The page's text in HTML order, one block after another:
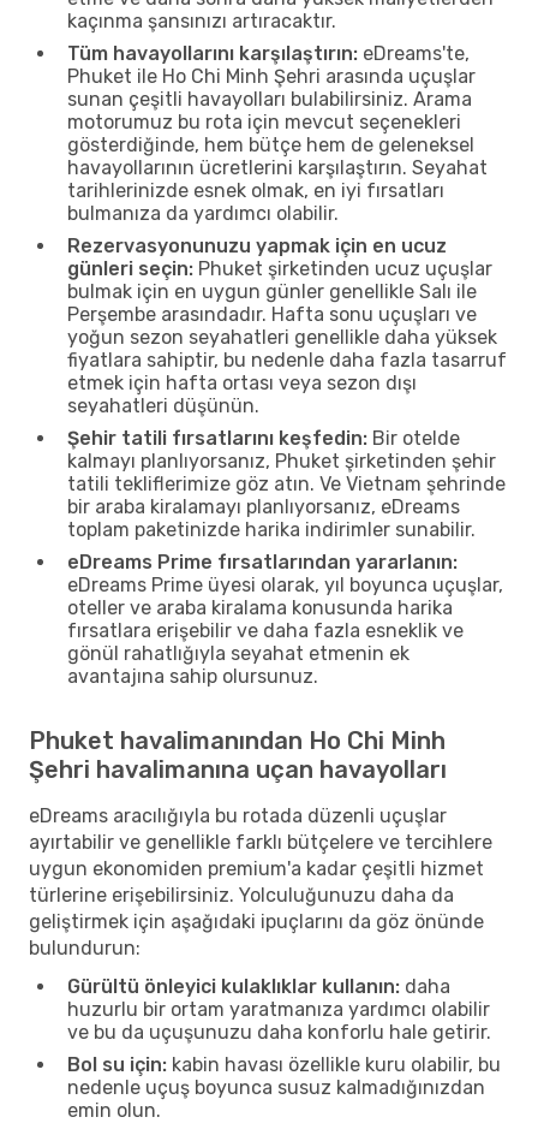
kaçınma şansınızı artıracaktır.
Tüm havayollarını karşılaştırın: eDreams'te,
Phuket ile Ho Chi Minh Şehri arasında uçuşlar
sunan çeşitli havayolları bulabilirsiniz. Arama
motorumuz bu rota için mevcut seçenekleri
gösterdiğinde, hem bütçe hem de geleneksel
havayollarının ücretlerini karşılaştırın. Seyahat
tarihlerinizde esnek olmak, en iyi fırsatları
bulmanıza da yardımcı olabilir.
Rezervasyonunuzu yapmak için en ucuz
günleri seçin: Phuket şirketinden ucuz uçuşlar
bulmak için en uygun günler genellikle Salı ile
Perşembe arasındadır. Hafta sonu uçuşları ve
yoğun sezon seyahatleri genellikle daha yüksek
fiyatlara sahiptir, bu nedenle daha fazla tasarruf
etmek için hafta ortası veya sezon dışı
seyahatleri düşünün.
Şehir tatili fırsatlarını keşfedin: Bir otelde
kalmayı planlıyorsanız, Phuket şirketinden şehir
tatili tekliflerimize göz atın. Ve Vietnam şehrinde
bir araba kiralamayı planlıyorsanız, eDreams
toplam paketinizde harika indirimler sunabilir.
eDreams Prime fırsatlarından yararlanın:
eDreams Prime üyesi olarak, yıl boyunca uçuşlar,
oteller ve araba kiralama konusunda harika
fırsatlara erişebilir ve daha fazla esneklik ve
gönül rahatlığıyla seyahat etmenin ek
avantajına sahip olursunuz.
Phuket havalimanından Ho Chi Minh
Şehri havalimanına uçan havayolları
eDreams aracılığıyla bu rotada düzenli uçuşlar
ayırtabilir ve genellikle farklı bütçelere ve tercihlere
uygun ekonomiden premium'a kadar çeşitli hizmet
türlerine erişebilirsiniz. Yolculuğunuzu daha da
geliştirmek için aşağıdaki ipuçlarını da göz önünde
bulundurun:
Gürültü önleyici kulaklıklar kullanın: daha
huzurlu bir ortam yaratmanıza yardımcı olabilir
ve bu da uçuşunuzu daha konforlu hale getirir.
Bol su için: kabin havası özellikle kuru olabilir, bu
nedenle uçuş boyunca susuz kalmadığınızdan
emin olun.